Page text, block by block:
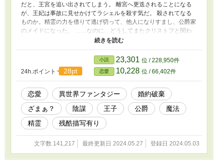
だと、王宮を追い出されてしまう。 離宮へ更迭されることになる
が、王妃は事故に見せかけてラシェルを殺す気だ。 殺されてなる
ものか。精霊の力を借りて逃げ切って、他人になりすまし、公爵家
のメイドになった。 ……なのに、どうしてまたクリストフと関わ
ることになるの！？ 若き公爵ヴァレリアンにラシェルだと気付か
れて、今度は公爵の婚約者！？ 勘弁してよ！ ご感想、ご指摘等
24h.ポイント 28pt
小説 23,301 位 / 228,950件
恋愛 10,228 位 / 66,402件
恋愛 異世界ファンタジー
婚約破棄
ざまぁ？
陰謀 王子 公爵
魔法
精霊
残酷描写有り
文字数 141,217 最終更新日 2024.05.27 登録日 2024.05.03